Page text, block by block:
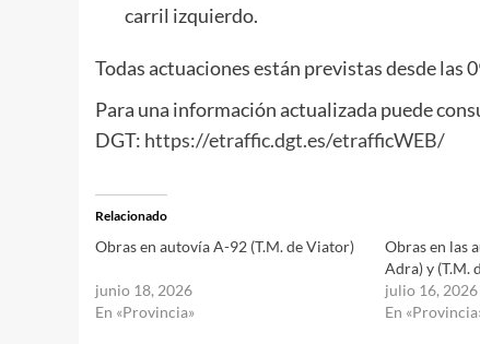
carril izquierdo.
Todas actuaciones están previstas desde las
Para una información actualizada puede
DGT: https://etraffic.dgt.es/etrafficWEB/
Relacionado
Obras en autovía A-92 (T.M. de Viator)
junio 18, 2026
En «Provincia»
Obras en las
Adra) y (T.M.
julio 16, 2026
En